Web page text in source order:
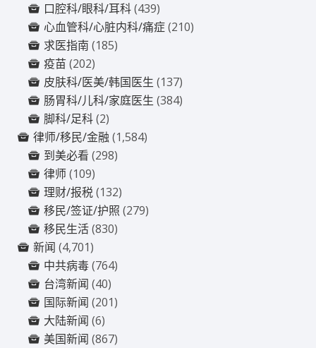
口腔科/眼科/耳科(439)
心血管科/心脏内科/痛症(210)
求医指南 (185)
疫苗 (202)
皮肤科/医美/韩国医生 (137)
肠胃科/儿科/家庭医生 (384)
脚科/足科(2)
律师/移民/金融 (1,584)
到美必看 (298)
律师(109)
理财/报税(132)
移民/签证/护照 (279)
移民生活(830)
新闻 (4,701)
中共病毒(764)
台湾新闻 (40)
国际新闻 (201)
大陆新闻 (6)
美国新闻 (867)